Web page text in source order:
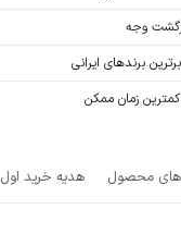
برندهای ایرانی
زمان ممکن
های محصول هدیه خرید اول